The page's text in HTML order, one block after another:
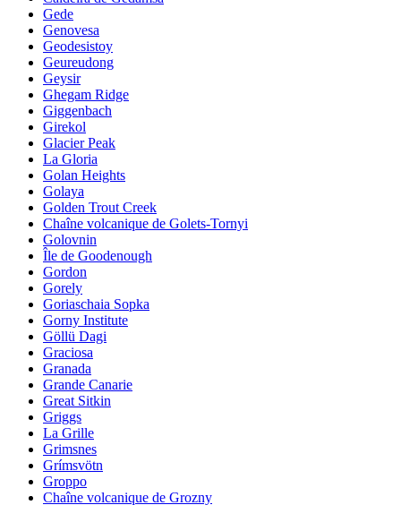
Gede
Genovesa
Geodesistoy
Geureudong
Geysir
Ghegam Ridge
Giggenbach
Girekol
Glacier Peak
La Gloria
Golan Heights
Golaya
Golden Trout Creek
Chaîne volcanique de Golets-Tornyi
Golovnin
Île de Goodenough
Gordon
Gorely
Goriaschaia Sopka
Gorny Institute
Göllü Dagi
Graciosa
Granada
Grande Canarie
Great Sitkin
Griggs
La Grille
Grimsnes
Grímsvötn
Groppo
Chaîne volcanique de Grozny